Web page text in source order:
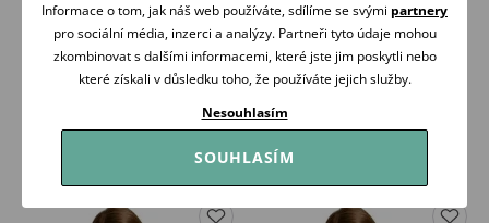
BabyOno Kojící podprsenka
ČERNÁ s krajkou 75-80D
Koupit
BabyOno Kojící podprsenka
ČERNÁ s krajkou 80-85C
549 Kč
Koupit
Informace o tom, jak náš web používáte, sdílíme se svými partnery
pro sociální média, inzerci a analýzy. Partneři tyto údaje mohou
zkombinovat s dalšími informacemi, které jste jim poskytli nebo
které získali v důsledku toho, že používáte jejich služby.
Nesouhlasím
SOUHLASÍM